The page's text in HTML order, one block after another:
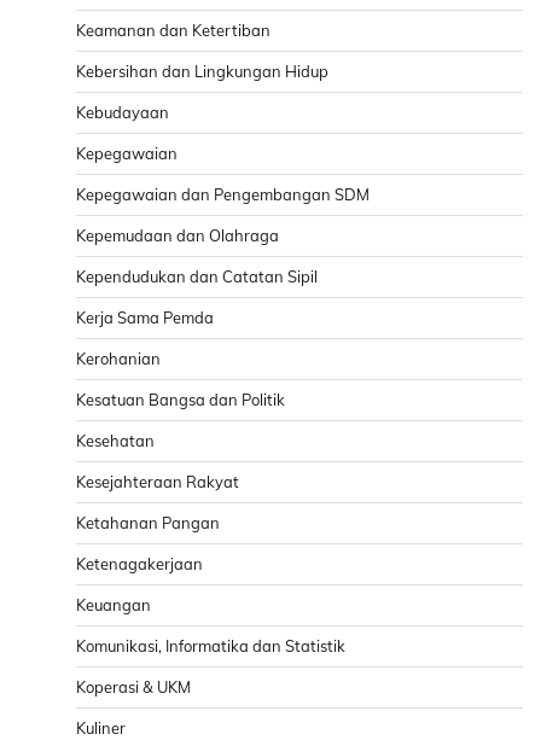
Keamanan dan Ketertiban
Kebersihan dan Lingkungan Hidup
Kebudayaan
Kepegawaian
Kepegawaian dan Pengembangan SDM
Kepemudaan dan Olahraga
Kependudukan dan Catatan Sipil
Kerja Sama Pemda
Kerohanian
Kesatuan Bangsa dan Politik
Kesehatan
Kesejahteraan Rakyat
Ketahanan Pangan
Ketenagakerjaan
Keuangan
Komunikasi, Informatika dan Statistik
Koperasi & UKM
Kuliner